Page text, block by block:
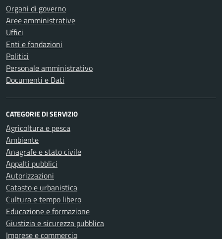
Organi di governo
Aree amministrative
Uffici
Enti e fondazioni
Politici
Personale amministrativo
Documenti e Dati
CATEGORIE DI SERVIZIO
Agricoltura e pesca
Ambiente
Anagrafe e stato civile
Appalti pubblici
Autorizzazioni
Catasto e urbanistica
Cultura e tempo libero
Educazione e formazione
Giustizia e sicurezza pubblica
Imprese e commercio